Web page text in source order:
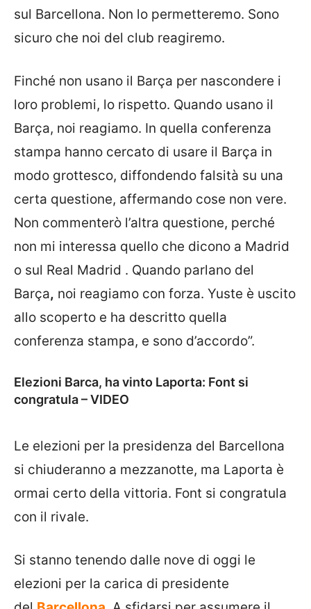
sul Barcellona. Non lo permetteremo. Sono
sicuro che noi del club reagiremo.
Finché non usano il Barça per nascondere i
loro problemi, lo rispetto. Quando usano il
Barça, noi reagiamo. In quella conferenza
stampa hanno cercato di usare il Barça in
modo grottesco, diffondendo falsità su una
certa questione, affermando cose non vere.
Non commenterò l’altra questione, perché
non mi interessa quello che dicono a Madrid
o sul Real Madrid . Quando parlano del
Barça, noi reagiamo con forza. Yuste è uscito
allo scoperto e ha descritto quella
conferenza stampa, e sono d’accordo”.
Elezioni Barca, ha vinto Laporta: Font si
congratula – VIDEO
Le elezioni per la presidenza del Barcellona
si chiuderanno a mezzanotte, ma Laporta è
ormai certo della vittoria. Font si congratula
con il rivale.
Si stanno tenendo dalle nove di oggi le
elezioni per la carica di presidente